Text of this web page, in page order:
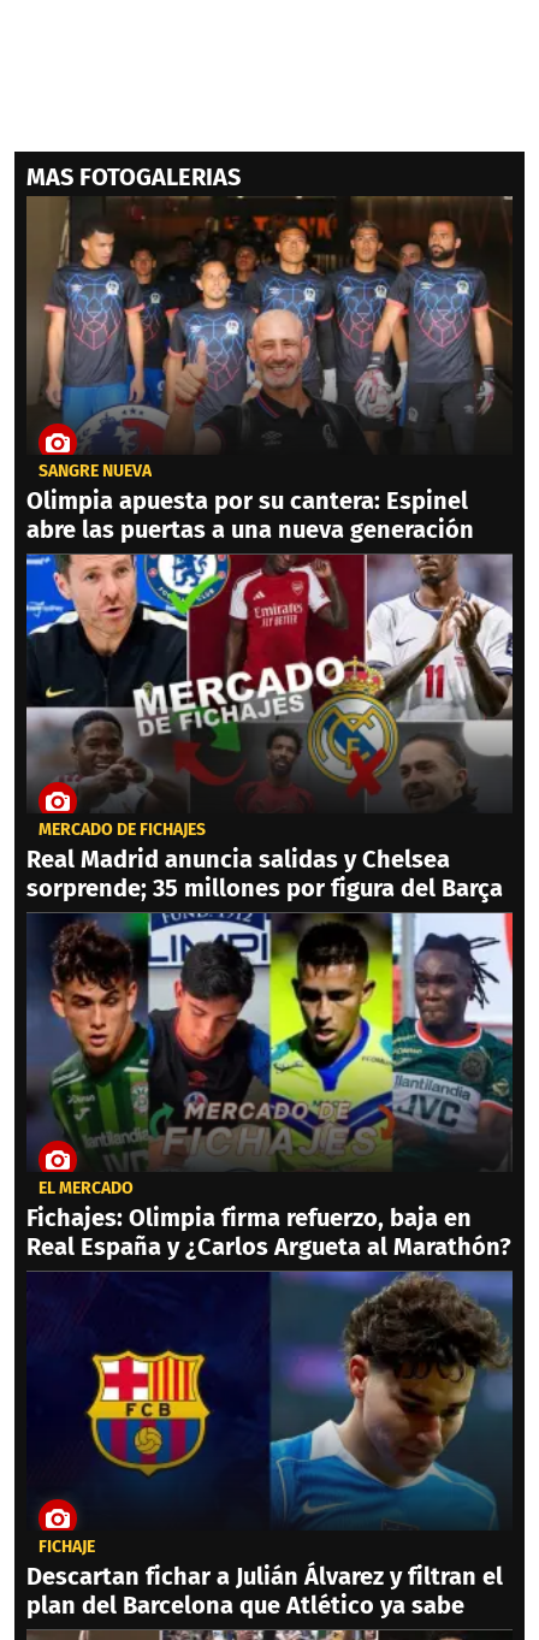
MAS FOTOGALERIAS
SANGRE NUEVA
Olimpia apuesta por su cantera: Espinel
abre las puertas a una nueva generación
MERCADO DE FICHAJES
Real Madrid anuncia salidas y Chelsea
sorprende; 35 millones por figura del Barça
EL MERCADO
Fichajes: Olimpia firma refuerzo, baja en
Real España y ¿Carlos Argueta al Marathón?
FICHAJE
Descartan fichar a Julián Álvarez y filtran el
plan del Barcelona que Atlético ya sabe